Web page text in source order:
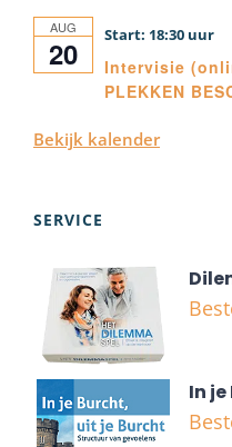
AUG
20 18:30
Intervisie
PLEKKEN
Bekijk kalender
SERVICE
In